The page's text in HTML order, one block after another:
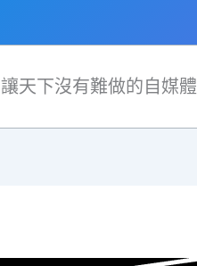
讓天下沒有難做的自媒體